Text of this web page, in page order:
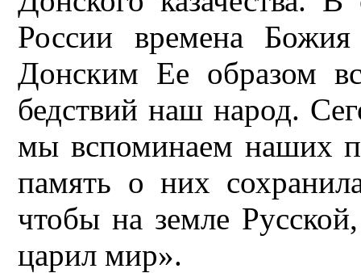
России времена
Донским Ее образом
бедствий наш народ.
мы вспоминаем наших
память о них
чтобы на земле
царил мир».